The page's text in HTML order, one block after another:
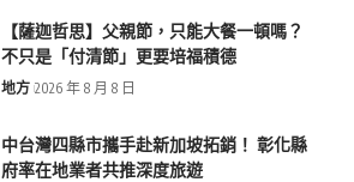
【薩迦哲思】父親節，只能大餐一頓嗎？
不只是「付清節」更要培福積德
地方 2026 年 8 月 8 日
中台灣四縣市攜手赴新加坡拓銷！ 彰化縣
府率在地業者共推深度旅遊